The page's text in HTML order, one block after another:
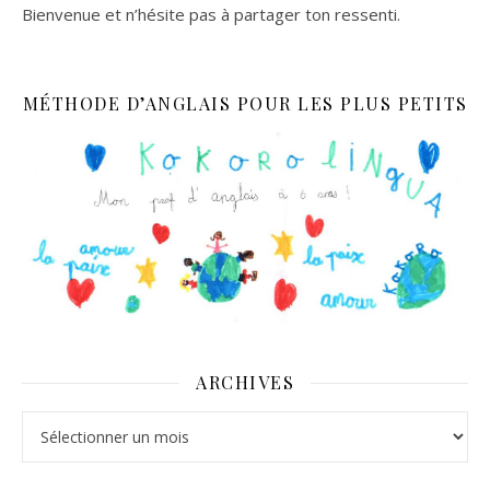
Bienvenue et n’hésite pas à partager ton ressenti.
MÉTHODE D’ANGLAIS POUR LES PLUS PETITS
ARCHIVES